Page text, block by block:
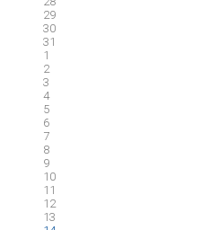
29
30
31
1
2
3
4
5
6
7
8
9
10
11
12
13